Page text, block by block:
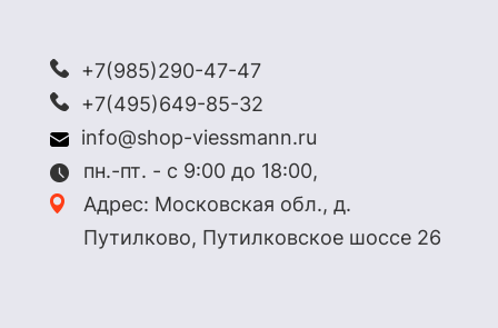
+7(985)290-47-47
+7(495)649-85-32
info@shop-viessmann.ru
пн.-пт. - с 9:00 до 18:00,
Адрес: Московская обл., д.
Путилково, Путилковское шоссе 26